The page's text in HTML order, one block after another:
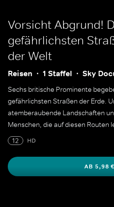
Vorsicht Abgrund!
gefährlichsten
der Welt
Reisen 1 Staffel Sky
Sechs britische Prominente
gefährlichsten Straßen der Erde.
atemberaubende Landschaften
Menschen, die auf diesen Routen
12
HD
AB 5,98